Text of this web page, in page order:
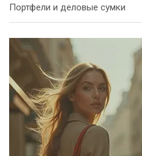
Портфели и деловые сумки